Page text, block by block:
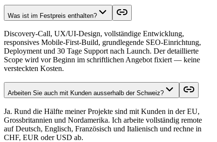
Was ist im Festpreis enthalten?
Discovery-Call, UX/UI-Design, vollständige Entwicklung,
responsives Mobile-First-Build, grundlegende SEO-Einrichtung,
Deployment und 30 Tage Support nach Launch. Der detaillierte
Scope wird vor Beginn im schriftlichen Angebot fixiert — keine
versteckten Kosten.
Arbeiten Sie auch mit Kunden ausserhalb der Schweiz?
Ja. Rund die Hälfte meiner Projekte sind mit Kunden in der EU,
Grossbritannien und Nordamerika. Ich arbeite vollständig remote
auf Deutsch, Englisch, Französisch und Italienisch und rechne in
CHF, EUR oder USD ab.